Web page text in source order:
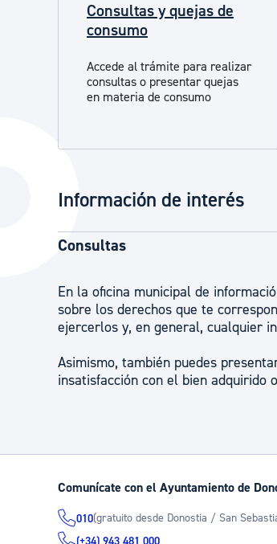
Participación ciudadana y
Deporte
La ciudad
La ciudad ahora
La ciudad futura
Consultas y quejas de
consumo
Accede al trámite para realizar
consultas o presentar quejas
en materia de consumo
Información de interés
Consultas
En la oficina municipal de
sobre los derechos que te
ejercerlos y, en general, cualquier
Asimismo, también puedes
insatisfacción con el bien adquirido
Comunícate con el Ayuntamiento de
010(gratuito desde Donostia / San
(+34) 943 481 000